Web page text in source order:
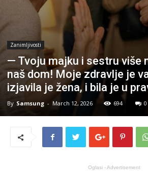
Zanimljivosti
— Tvoju majku i sestru više
naš dom! Moje zdravlje je
izjavila je žena, i bila je u
By Samsung - March 12, 2026 694 0
Oglasi - Advertisement